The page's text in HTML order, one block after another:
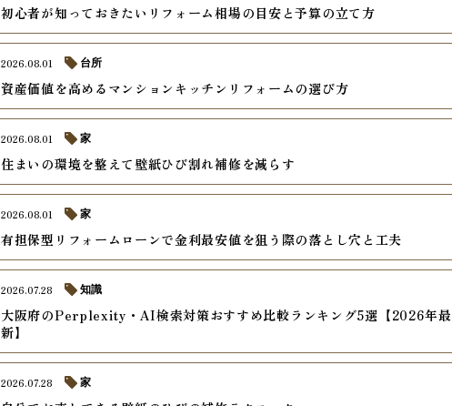
初心者が知っておきたいリフォーム相場の目安と予算の立て方
資産価値を高めるマンションキッチンリフォームの選び方
2026.08.01 台所
住まいの環境を整えて壁紙ひび割れ補修を減らす
2026.08.01 家
有担保型リフォームローンで金利最安値を狙う際の落とし穴と工夫
2026.08.01 家
大阪府のPerplexity・AI検索対策おすすめ比較ランキング5選【2026年最
新】
2026.07.28 知識
2026.07.28 家